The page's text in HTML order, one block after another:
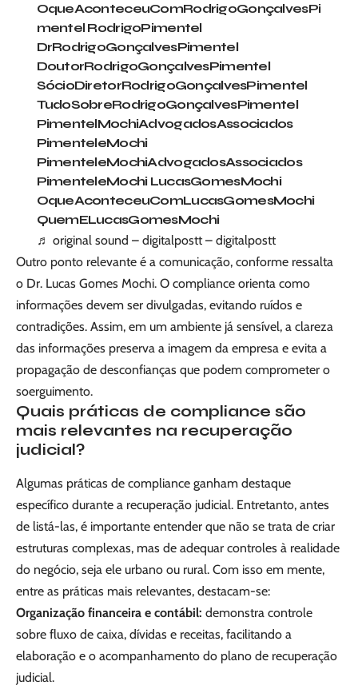
OqueAconteceuComRodrigoGonçalvesPi
mentel RodrigoPimentel
DrRodrigoGonçalvesPimentel
DoutorRodrigoGonçalvesPimentel
SócioDiretorRodrigoGonçalvesPimentel
TudoSobreRodrigoGonçalvesPimentel
PimentelMochiAdvogadosAssociados
PimenteleMochi
PimenteleMochiAdvogadosAssociados
PimenteleMochi LucasGomesMochi
OqueAconteceuComLucasGomesMochi
QuemELucasGomesMochi
♬ original sound – digitalpostt – digitalpostt
Outro ponto relevante é a comunicação, conforme ressalta
o Dr. Lucas Gomes Mochi. O compliance orienta como
informações devem ser divulgadas, evitando ruídos e
contradições. Assim, em um ambiente já sensível, a clareza
das informações preserva a imagem da empresa e evita a
propagação de desconfianças que podem comprometer o
soerguimento.
Quais práticas de compliance são
mais relevantes na recuperação
judicial?
Algumas práticas de compliance ganham destaque
específico durante a recuperação judicial. Entretanto, antes
de listá-las, é importante entender que não se trata de criar
estruturas complexas, mas de adequar controles à realidade
do negócio, seja ele urbano ou rural. Com isso em mente,
entre as práticas mais relevantes, destacam-se:
Organização financeira e contábil: demonstra controle
sobre fluxo de caixa, dívidas e receitas, facilitando a
elaboração e o acompanhamento do plano de recuperação
judicial.